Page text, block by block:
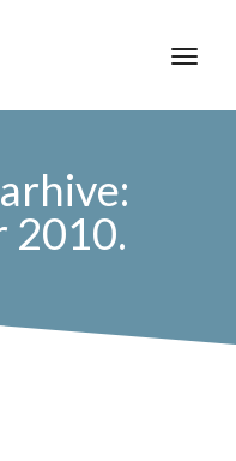
2010.